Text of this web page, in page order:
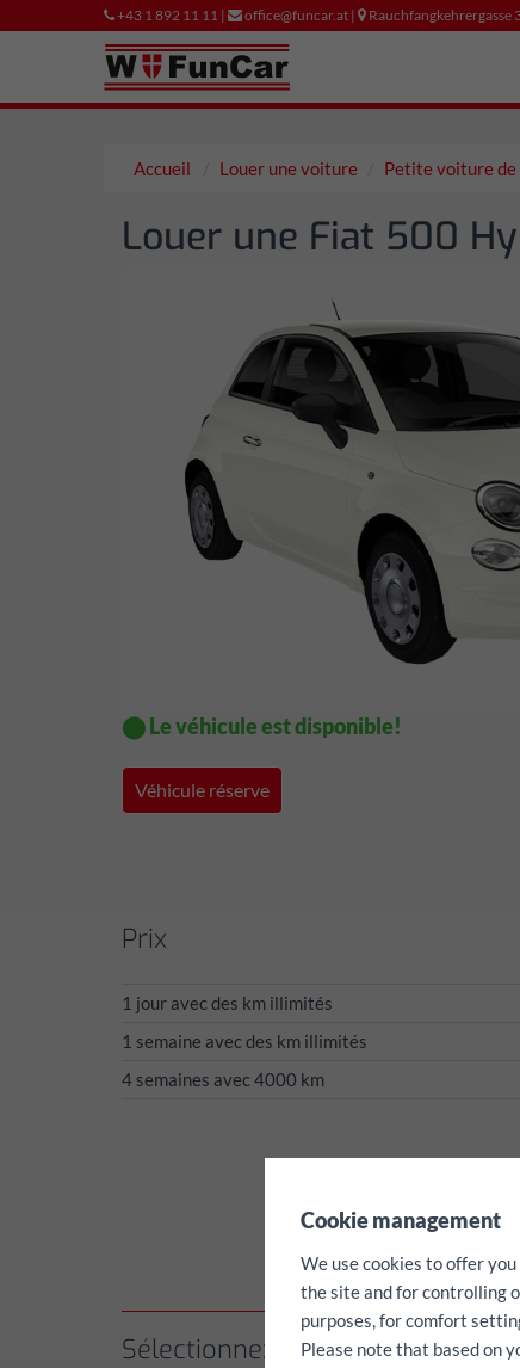
+43 1 892 11 11 | office@funcar.at | Rauchfangkehrergasse
Accueil Louer une voiture Petite voiture
Louer une Fiat 500
⬤ Le véhicule est disponible!
Véhicule réserve
Prix
1 jour avec des km illimités
1 semaine avec des km illimités
4 semaines avec 4000 km
Sélectionnez la période de
Cookie management
We use cookies to offer
the site and for controlling
purposes, for comfort
Please note that based on